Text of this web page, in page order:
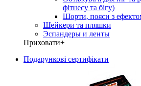
фітнесу та бігу)
Шорти, пояси з
Шейкери та пляшки
Эспандеры и ленты
Приховати+
Подарункові сертифікати